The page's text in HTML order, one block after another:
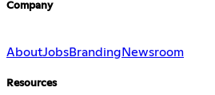
Company
AboutJobsBranding Newsroom
Resources